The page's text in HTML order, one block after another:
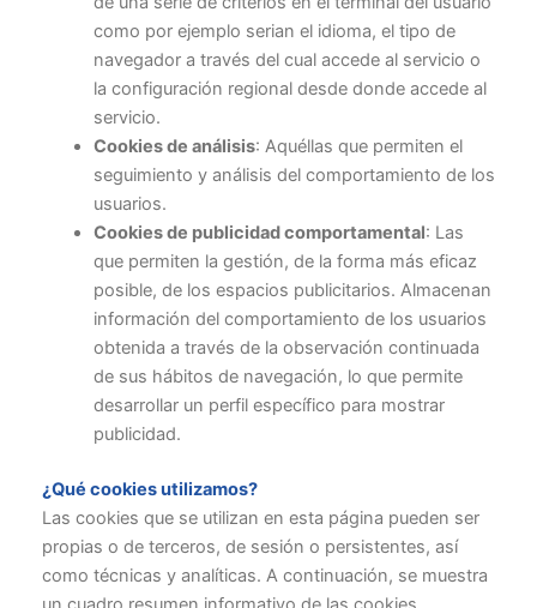
como por ejemplo serian el idioma, el tipo de
navegador a través del cual accede al servicio o
la configuración regional desde donde accede al
servicio.
Cookies de análisis: Aquéllas que permiten el
seguimiento y análisis del comportamiento de los
usuarios.
Cookies de publicidad comportamental: Las
que permiten la gestión, de la forma más eficaz
posible, de los espacios publicitarios. Almacenan
información del comportamiento de los usuarios
obtenida a través de la observación continuada
de sus hábitos de navegación, lo que permite
desarrollar un perfil específico para mostrar
publicidad.
¿Qué cookies utilizamos?
Las cookies que se utilizan en esta página pueden ser
propias o de terceros, de sesión o persistentes, así
como técnicas y analíticas. A continuación, se muestra